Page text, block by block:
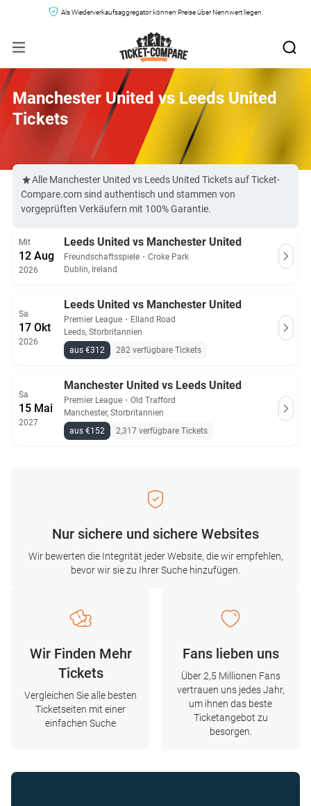
Als Wiederverkaufsaggregator können Preise über Nennwert liegen.
Manchester United vs Leeds United
Tickets
Alle Manchester United vs Leeds United Tickets auf Ticket-
Compare.com sind authentisch und stammen von
vorgeprüften Verkäufern mit 100% Garantie.
Mit
12 Aug
2026
Leeds United vs Manchester United
Freundschaftsspiele ・ Croke Park
Dublin, Ireland
Sa
17 Okt
2026
Leeds United vs Manchester United
Premier League ・ Elland Road
Leeds, Storbritannien
aus €312
282 verfügbare Tickets
Sa
15 Mai
2027
Manchester United vs Leeds United
Premier League ・ Old Trafford
Manchester, Storbritannien
aus €152
2,317 verfügbare Tickets
Nur sichere und sichere Websites
Wir bewerten die Integrität jeder Website, die wir empfehlen,
bevor wir sie zu Ihrer Suche hinzufügen.
Wir Finden Mehr
Tickets
Vergleichen Sie alle besten
Ticketseiten mit einer
einfachen Suche
Fans lieben uns
Über 2,5 Millionen Fans
vertrauen uns jedes Jahr,
um ihnen das beste
Ticketangebot zu
besorgen.